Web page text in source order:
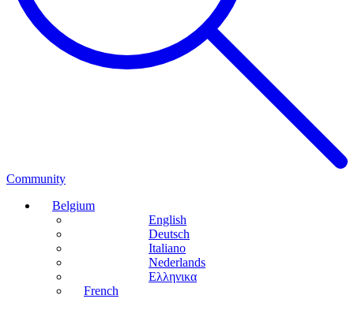
Community
Belgium
English
Deutsch
Italiano
Nederlands
Ελληνικα
French